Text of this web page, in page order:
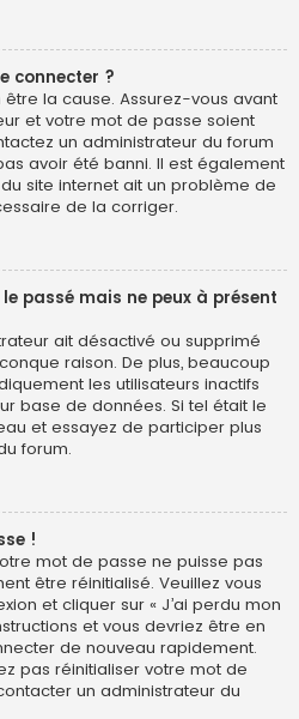
connecter ?
la cause. Assurez-vous avant
et votre mot de passe soient
un administrateur du forum
avoir été banni. Il est également
site internet ait un problème de
de la corriger.
passé mais ne peux à présent
ait désactivé ou supprimé
raison. De plus, beaucoup
les utilisateurs inactifs
base de données. Si tel était le
et essayez de participer plus
forum.
!
mot de passe ne puisse pas
être réinitialisé. Veuillez vous
et cliquer sur « J’ai perdu mon
et vous devriez être en
de nouveau rapidement.
pas réinitialiser votre mot de
un administrateur du